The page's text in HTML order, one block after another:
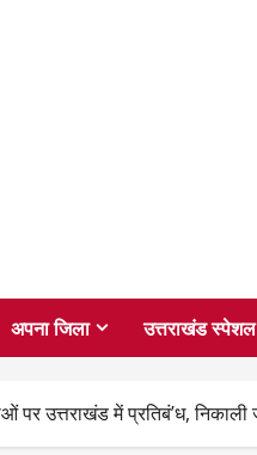
अपना जिला उत्तराखंड स्पेशल
पर उत्तराखंड में प्रतिबं’ध, निकाली